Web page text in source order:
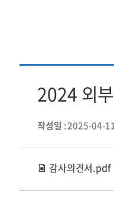
2024 외
작성일 : 2025-04-
감사의견서.pdf